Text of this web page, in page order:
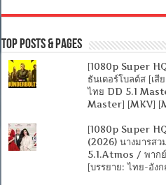
Top Posts & Pages
[1080p Super
ธันเดอร์โบลต์ส [เ
ไทย DD 5.1
Master] [MKV]
[1080p Super
(2026) นางมารสว
5.1.Atmos / พาก
[บรรยาย: ไทย-อัง